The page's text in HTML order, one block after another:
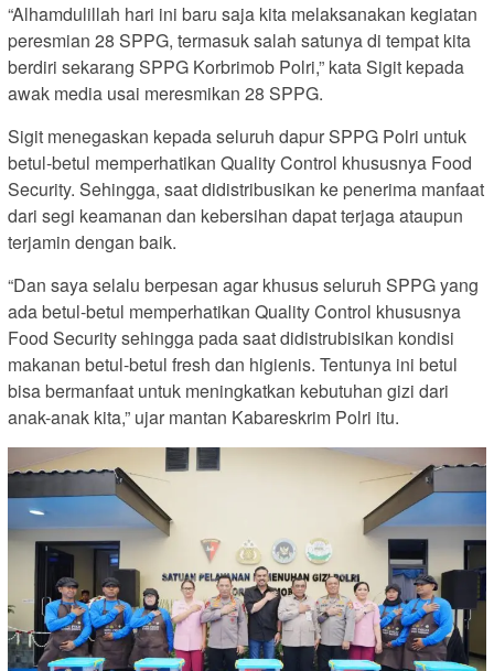
“Alhamdulillah hari ini baru saja kita melaksanakan kegiatan
peresmian 28 SPPG, termasuk salah satunya di tempat kita
berdiri sekarang SPPG Korbrimob Polri,” kata Sigit kepada
awak media usai meresmikan 28 SPPG.
Sigit menegaskan kepada seluruh dapur SPPG Polri untuk
betul-betul memperhatikan Quality Control khususnya Food
Security. Sehingga, saat didistribusikan ke penerima manfaat
dari segi keamanan dan kebersihan dapat terjaga ataupun
terjamin dengan baik.
“Dan saya selalu berpesan agar khusus seluruh SPPG yang
ada betul-betul memperhatikan Quality Control khususnya
Food Security sehingga pada saat didistrubisikan kondisi
makanan betul-betul fresh dan higienis. Tentunya ini betul
bisa bermanfaat untuk meningkatkan kebutuhan gizi dari
anak-anak kita,” ujar mantan Kabareskrim Polri itu.